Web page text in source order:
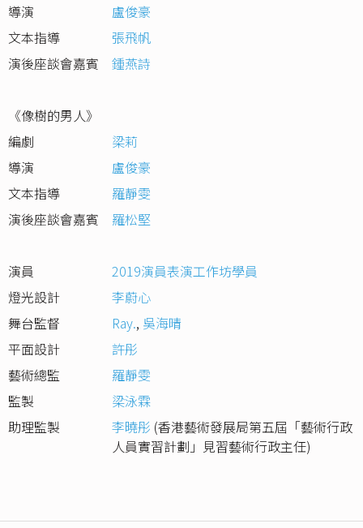
導演
盧俊豪
文本指導
張飛帆
演後座談會嘉賓
鍾燕詩
《像樹的男人》
編劇
梁莉
導演
盧俊豪
文本指導
羅靜雯
演後座談會嘉賓
羅松堅
演員
2019演員表演工作坊學員
燈光設計
李蔚心
舞台監督
Ray., 吳海晴
平面設計
許彤
藝術總監
羅靜雯
監製
梁泳霖
助理監製
李曉彤 (香港藝術發展局第五屆「藝術行政
人員實習計劃」見習藝術行政主任)